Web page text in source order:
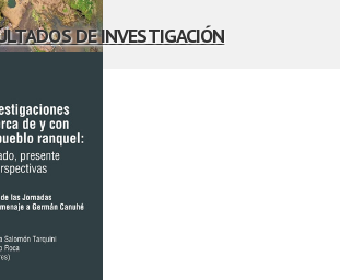
en
de
el
DE INVESTIGACIÓN